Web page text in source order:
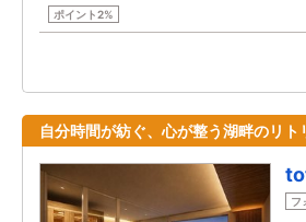
ポイント2%
自分時間が紡ぐ、心が整う湖畔のリト
フ